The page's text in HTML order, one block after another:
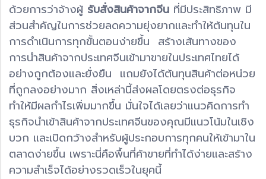
ด้วยการว่าจ้างผู้ รับสั่งสินค้าจากจีน ที่มีประสิทธิภาพ มี
ส่วนสำคัญในการช่วยลดความยุ่งยากและทำให้ต้นทุนใน
การดำเนินการทุกขั้นตอนง่ายขึ้น สร้างเส้นทางของ
การนำสินค้าจากประเทศจีนเข้ามาขายในประเทศไทยได้
อย่างถูกต้องและยั่งยืน แถมยังได้ต้นทุนสินค้าต่อหน่วย
ที่ถูกลงอย่างมาก สิ่งเหล่านี้ส่งผลโดยตรงต่อธุรกิจ
ทำให้มีผลกำไรเพิ่มมากขึ้น มั่นใจได้เลยว่าแนวคิดการทำ
ธุรกิจนำเข้าสินค้าจากประเทศจีนของคุณมีแนวโน้มในเชิง
บวก และเปิดกว้างสำหรับผู้ประกอบการทุกคนให้เข้ามาใน
ตลาดง่ายขึ้น เพราะนี่คือพื้นที่ค้าขายที่ทำได้ง่ายและสร้าง
ความสำเร็จได้อย่างรวดเร็วในยุคนี้